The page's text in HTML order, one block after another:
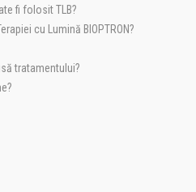
fi folosit TLB?
cu Lumină BIOPTRON?
tratamentului?